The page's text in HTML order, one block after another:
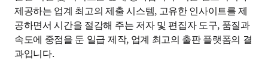
제공하는 업계 최고의 제출 시스템, 고유한 인사이트를 제
공하면서 시간을 절감해 주는 저자 및 편집자 도구, 품질과
속도에 중점을 둔 일급 제작, 업계 최고의 출판 플랫폼의 결
과입니다.